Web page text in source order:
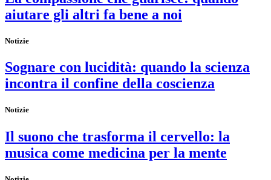
aiutare gli altri fa bene a noi
Notizie
Sognare con lucidità: quando la scienza
incontra il confine della coscienza
Notizie
Il suono che trasforma il cervello: la
musica come medicina per la mente